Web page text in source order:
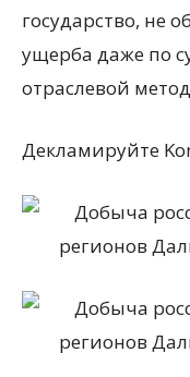
государство, не
ущерба даже по
отраслевой
Декламируйте